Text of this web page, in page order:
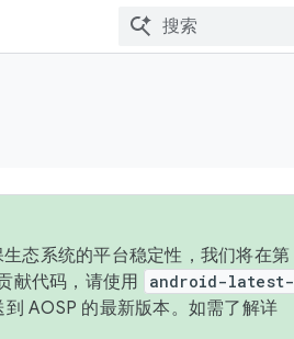
态系统的平台稳定性，我们将在第
献代码，请使用
android-latest-
AOSP 的最新版本。如需了解详